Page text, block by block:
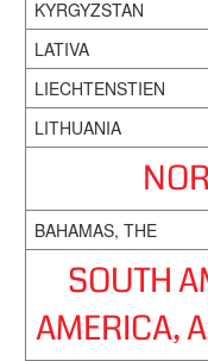
KYRGYZSTAN
LATIVA
LIECHTENSTIEN
LITHUANIA
BAHAMAS, THE
SOUTH
AMERICA,